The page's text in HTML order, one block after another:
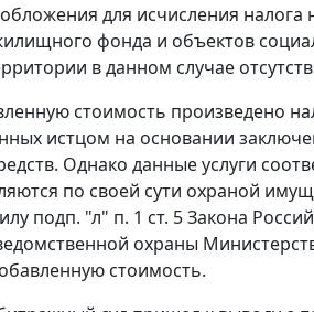
для исчисления
фонда и объектов
в данном случае
стоимость произведено
истцом на основании
Однако данные услуги
по своей сути охраной
подп. "л" п. 1 ст. 5Закона
охраны
стоимость.